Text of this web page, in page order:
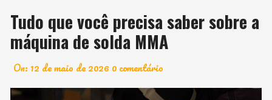
Tudo que você precisa saber sobre a
máquina de solda MMA
On: 12 de maio de 20260 comentário